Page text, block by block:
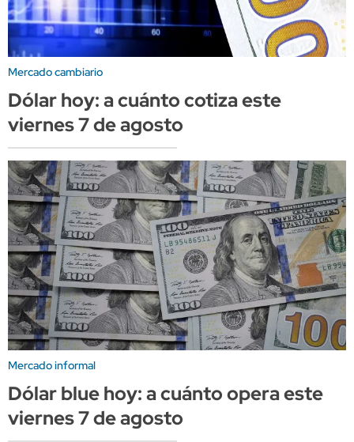
Mercado cambiario
Dólar hoy: a cuánto cotiza este
viernes 7 de agosto
Mercado informal
Dólar blue hoy: a cuánto opera este
viernes 7 de agosto